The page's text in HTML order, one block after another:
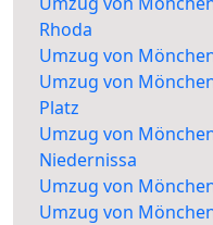
Rhoda
Umzug von
Umzug von
Platz
Umzug von
Niedernissa
Umzug von
Umzug von